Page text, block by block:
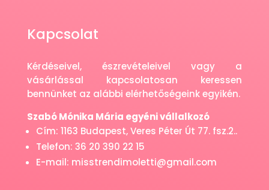
Kapcsolat
Kérdéseivel, észrevételeivel vagy a
vásárlással kapcsolatosan keressen
bennünket az alábbi elérhetőségeink egyikén.
Szabó Mónika Mária egyéni vállalkozó
Cím: 1163 Budapest, Veres Péter Út 77. fsz.2..
Telefon: 36 20 390 22 15
E-mail: misstrendimoletti@gmail.com